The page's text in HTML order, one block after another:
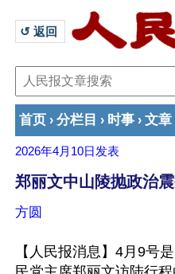
↺ 返回
首页 › 分栏目 › 时事 › 文章
2026年4月10日 发表
郑丽文中山陵抛政治
方圆
【人民报消息】4月9号